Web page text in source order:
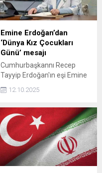
Emine Erdoğan’dan
‘Dünya Kız Çocukları
Günü’ mesajı
Cumhurbaşkannı Recep
Tayyip Erdoğan'ın eşi Emine
değişim yaratan, hayalleriyle
kız çocuklarımızın 'Dünya
Kız Çocukları Günü'nü tebrik
ediyorum dedi.
12.10.2025